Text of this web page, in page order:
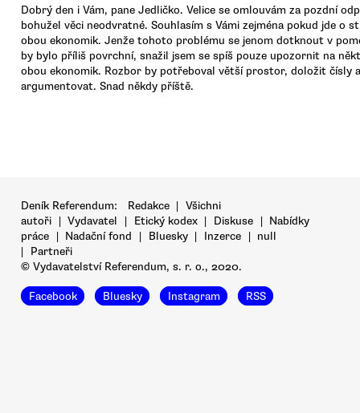
Dobrý den i Vám, pane Jedličko. Velice se omlouvám za pozdní
bohužel věci neodvratné. Souhlasím s Vámi zejména pokud jde o
obou ekonomik. Jenže tohoto problému se jenom dotknout v
by bylo příliš povrchní, snažil jsem se spíš pouze upozornit na
obou ekonomik. Rozbor by potřeboval větší prostor, doložit čísly
argumentovat. Snad někdy příště.
Deník Referendum: Redakce | Všichni
autoři | Vydavatel | Etický kodex | Diskuse | Nabídky
práce | Nadační fond | Bluesky | Inzerce | null
|
Partneři
© Vydavatelství Referendum, s. r. o., 2020.
Facebook Bluesky Instagram RSS